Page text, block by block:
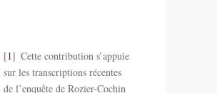
1
Cette contribution s’appuie
sur les transcriptions récentes
de l’enquête de Rozier-Cochin